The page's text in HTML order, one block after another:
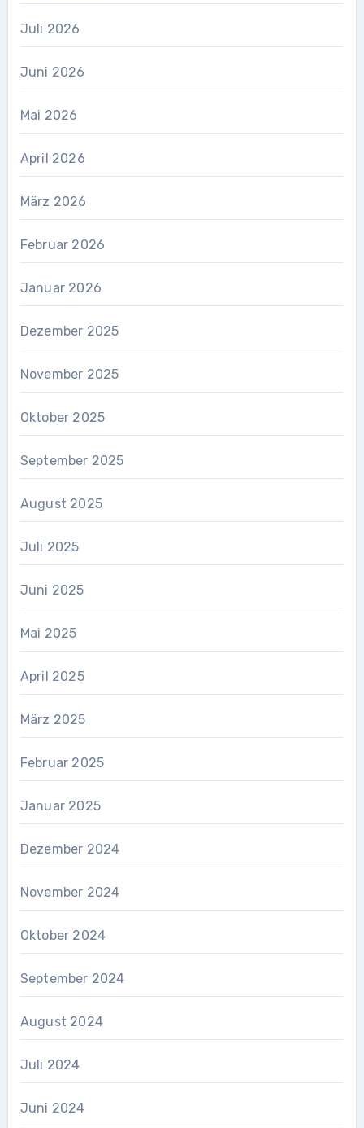
Juli 2026
Juni 2026
Mai 2026
April 2026
März 2026
Februar 2026
Januar 2026
Dezember 2025
November 2025
Oktober 2025
September 2025
August 2025
Juli 2025
Juni 2025
Mai 2025
April 2025
März 2025
Februar 2025
Januar 2025
Dezember 2024
November 2024
Oktober 2024
September 2024
August 2024
Juli 2024
Juni 2024